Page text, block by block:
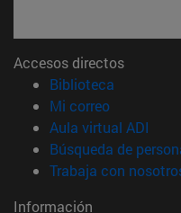
Accesos directos
Biblioteca
Mi correo(abre en
Aula virtual ADI
Búsqueda de
Trabaja con
Información